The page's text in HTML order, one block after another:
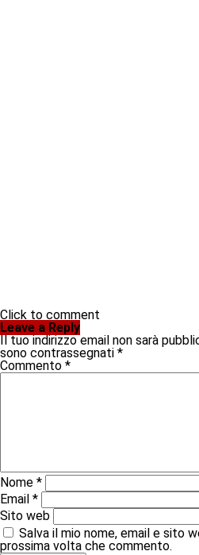
Click to comment
Leave a Reply
Il tuo indirizzo email non sarà
sono contrassegnati *
Commento *
Nome *
Email *
Sito web
Salva il mio nome, email e sito
prossima volta che commento.